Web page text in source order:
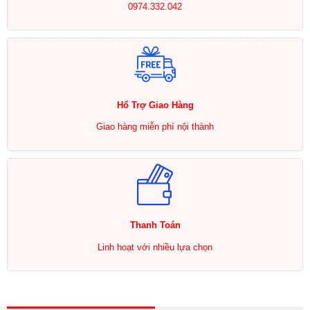
0974.332.042
Hổ Trợ Giao Hàng
Giao hàng miễn phí nội thành
Thanh Toán
Linh hoạt với nhiều lựa chọn